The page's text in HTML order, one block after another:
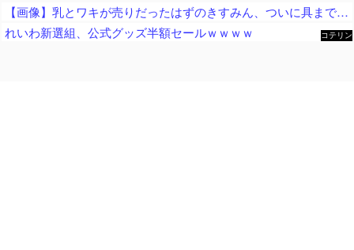
【画像】乳とワキが売りだったはずのきすみん、ついに具まで売り出すｗｗｗｗｗ
れいわ新選組、公式グッズ半額セールｗｗｗｗ
コテリン